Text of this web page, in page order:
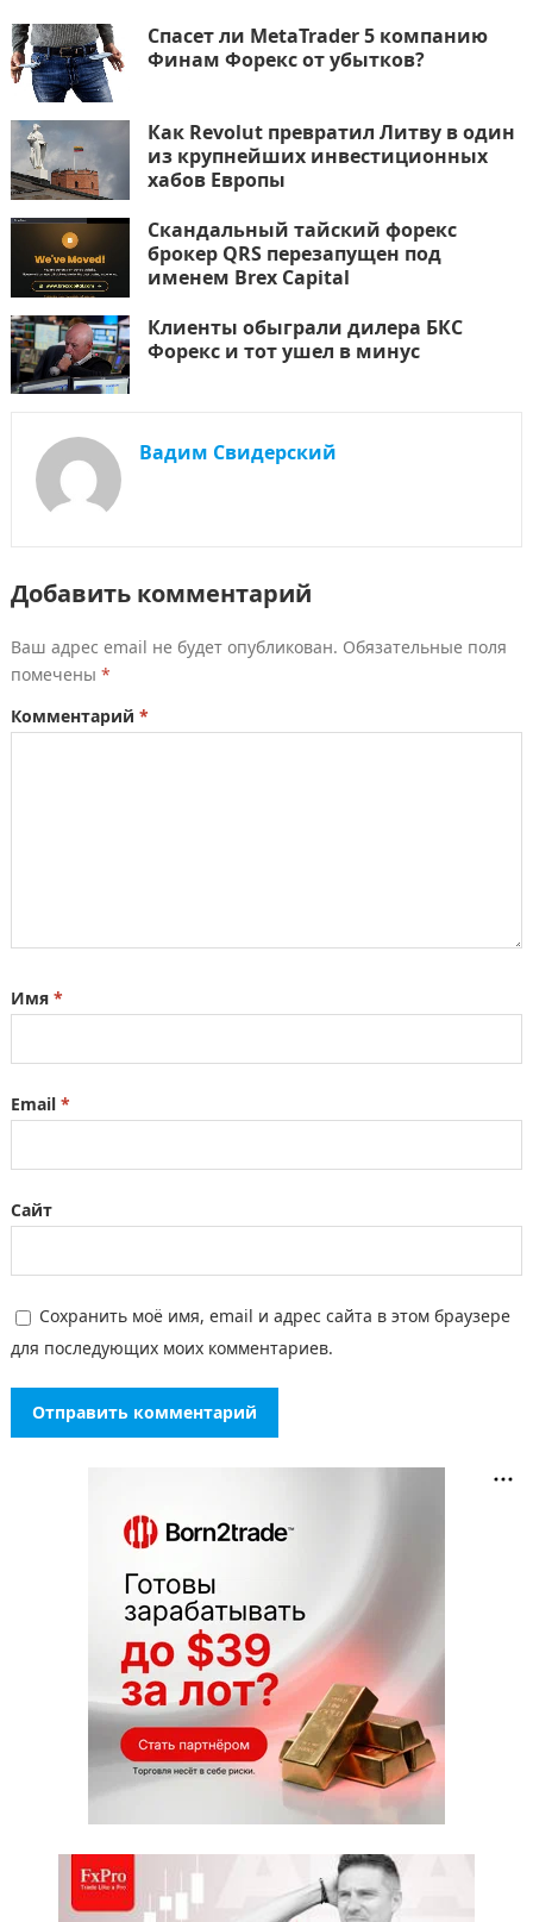
Спасет ли MetaTrader 5 компанию
Финам Форекс от убытков?
Как Revolut превратил Литву в один
из крупнейших инвестиционных
хабов Европы
Скандальный тайский форекс
брокер QRS перезапущен под
именем Brex Capital
Клиенты обыграли дилера БКС
Форекс и тот ушел в минус
Вадим Свидерский
Добавить комментарий
Ваш адрес email не будет опубликован. Обязательные поля
помечены *
Комментарий *
Имя *
Email *
Сайт
Сохранить моё имя, email и адрес сайта в этом браузере
для последующих моих комментариев.